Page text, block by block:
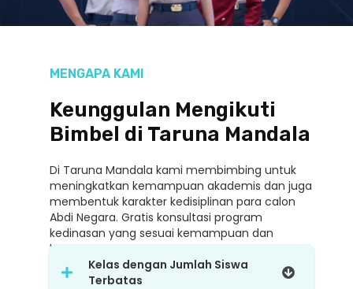
MENGAPA KAMI
Keunggulan Mengikuti
Bimbel di Taruna Mandala
Di Taruna Mandala kami membimbing untuk
meningkatkan kemampuan akademis dan juga
membentuk karakter kedisiplinan para calon
Abdi Negara. Gratis konsultasi program
kedinasan yang sesuai kemampuan dan
karakter.
Kelas dengan Jumlah Siswa
Terbatas